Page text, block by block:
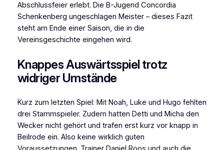
Abschlussfeier erlebt. Die B-Jugend Concordia
Schenkenberg ungeschlagen Meister – dieses Fazit
steht am Ende einer Saison, die in die
Vereinsgeschichte eingehen wird.
Knappes Auswärtsspiel trotz
widriger Umstände
Kurz zum letzten Spiel: Mit Noah, Luke und Hugo fehlten
drei Stammspieler. Zudem hatten Detti und Micha den
Wecker nicht gehört und trafen erst kurz vor knapp in
Beilrode ein. Also keine wirklich guten